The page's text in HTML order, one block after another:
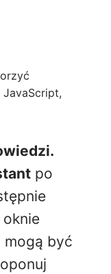
po
mogą być